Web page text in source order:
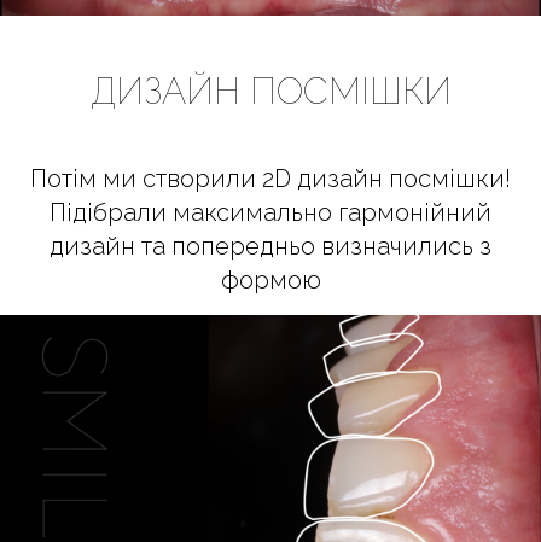
ДИЗАЙН ПОСМІШКИ
Потім ми створили 2D дизайн посмішки!
Підібрали максимально гармонійний
дизайн та попередньо визначились з
формою